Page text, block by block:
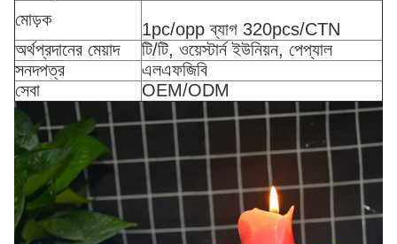
মোড়ক
1pc/opp ব্যাগ 320pcs/CTN
অর্থপ্রদানের মেয়াদ
টি/টি, ওয়েস্টার্ন ইউনিয়ন, পেপ্যাল
সনদপত্র
এলএফজিবি
সেবা
OEM/ODM